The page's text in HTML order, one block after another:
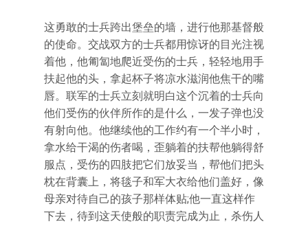
这勇敢的士兵跨出堡垒的墙，进行他那基督般
的使命。交战双方的士兵都用惊讶的目光注视
着他，他匍匐地爬近受伤的士兵，轻轻地用手
扶起他的头，拿起杯子将凉水滋润他焦干的嘴
唇。联军的士兵立刻就明白这个沉着的士兵向
他们受伤的伙伴所作的是什么，一发子弹也没
有射向他。他继续他的工作约有一个半小时，
拿水给干渴的伤者喝，歪躺着的扶帮他躺得舒
服点，受伤的四肢把它们放妥当，帮他们把头
枕在背囊上，将毯子和军大衣给他们盖好，像
母亲对待自己的孩子那样体贴;他一直这样作
下去，待到这天使般的职责完成为止，杀伤人